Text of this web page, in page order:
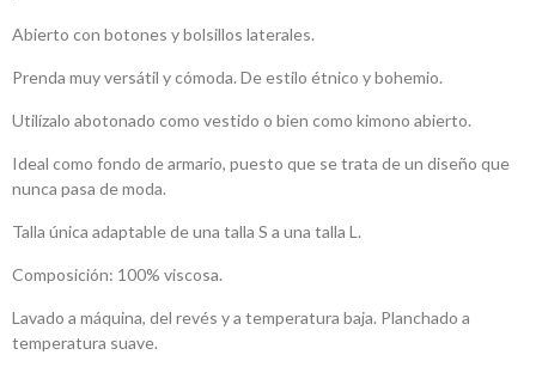
Abierto con botones y bolsillos laterales.
Prenda muy versátil y cómoda. De estilo étnico y bohemio.
Utilízalo abotonado como vestido o bien como kimono abierto.
Ideal como fondo de armario, puesto que se trata de un diseño que
nunca pasa de moda.
Talla única adaptable de una talla S a una talla L.
Composición: 100% viscosa.
Lavado a máquina, del revés y a temperatura baja. Planchado a
temperatura suave.